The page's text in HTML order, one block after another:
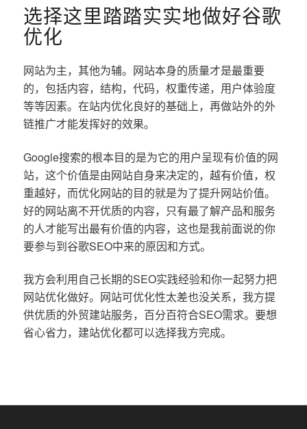
选择这里踏踏实实地做好谷歌
优化
网站为主，其他为辅。网站本身的质量才是最重要
的，包括内容，结构，代码，权重传递，用户体验度
等等因素。在站内优化良好的基础上，再做站外的外
链推广才能发挥好的效果。
Google搜索的根本目的是为它的用户呈现有价值的网
站，这个价值是由网站自身来决定的，越有价值，权
重越好，而优化网站的目的就是为了提升网站价值。
好的网站离不开优质的内容，只有最了解产品和服务
的人才能写出最有价值的内容，这也是我前面说的你
要参与到谷歌SEO中来的原因和方式。
我方会利用自己长期的SEO实践经验和你一起努力把
网站优化做好。网站可优化性太差也没关系，我方提
供优质的外贸建站服务，百分百符合SEO需求。要想
省心省力，建站优化都可以选择我方完成。